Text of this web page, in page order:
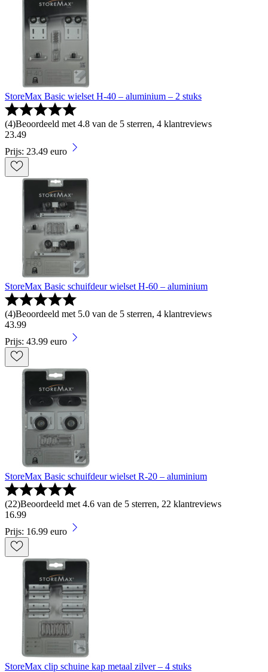
StoreMax Basic wielset H-40 – aluminium – 2 stuks
(4)Beoordeeld met 4.8 van de 5 sterren, 4 klantreviews
23.49
Prijs: 23.49 euro
StoreMax Basic schuifdeur wielset H-60 – aluminium
(4)Beoordeeld met 5.0 van de 5 sterren, 4 klantreviews
43.99
Prijs: 43.99 euro
StoreMax Basic schuifdeur wielset R-20 – aluminium
(22)Beoordeeld met 4.6 van de 5 sterren, 22 klantreviews
16.99
Prijs: 16.99 euro
StoreMax clip schuine kap metaal zilver – 4 stuks